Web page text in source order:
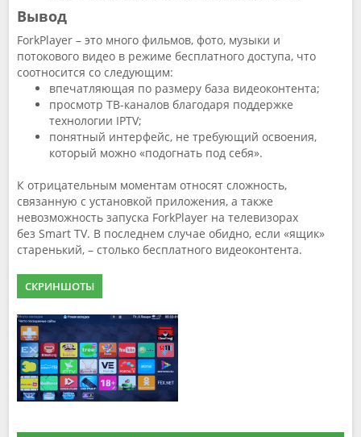
Вывод
ForkPlayer – это много фильмов, фото, музыки и
потокового видео в режиме бесплатного доступа, что
соотносится со следующим:
впечатляющая по размеру база видеоконтента;
просмотр ТВ-каналов благодаря поддержке
технологии IPTV;
понятный интерфейс, не требующий освоения,
который можно «подогнать под себя».
К отрицательным моментам относят сложность,
связанную с установкой приложения, а также
невозможность запуска ForkPlayer на телевизорах
без Smart TV. В последнем случае обидно, если «ящик»
старенький, – столько бесплатного видеоконтента.
СКРИНШОТЫ